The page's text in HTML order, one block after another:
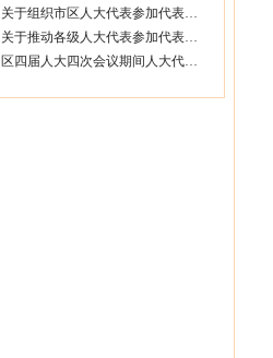
关于组织市区人大代表参加代表联络工...
关于推动各级人大代表参加代表联络工...
区四届人大四次会议期间人大代表审议...